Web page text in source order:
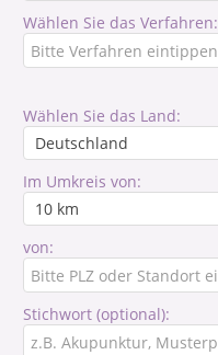
Wählen Sie das Verfahren:
Wählen Sie das Land:
Im Umkreis von:
von:
Stichwort (optional):